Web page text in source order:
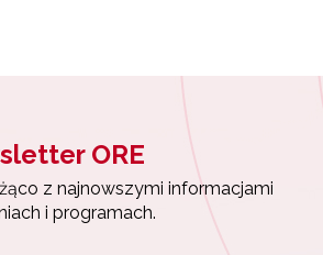
ORE
z najnowszymi informacjami
i programach.